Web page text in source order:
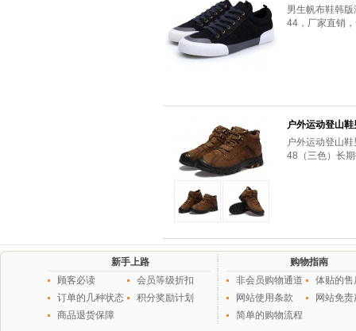
男生帆布鞋韩
44，厂家直销
户外运动登山
户外运动登山
48（三色）长
新手上路
顾客必读
会员等级折扣
订单的几种状态
积分奖励计划
商品退货保障
购物指南
非会员购物通道
体贴的售
网站使用条款
网站免
简单的购物流程